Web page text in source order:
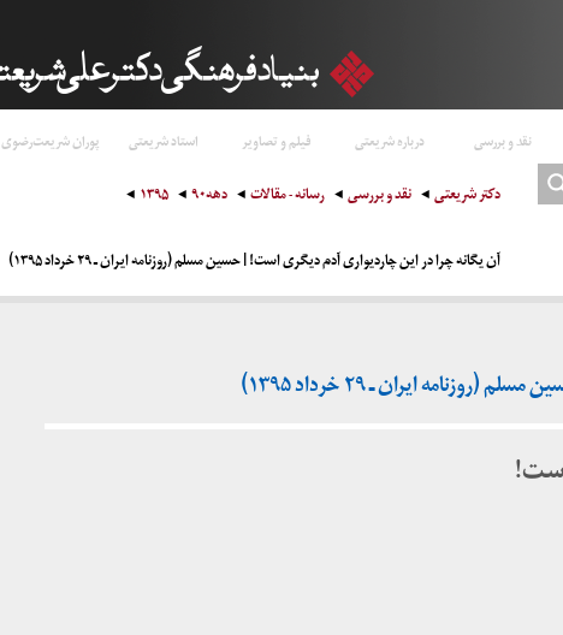
نقد و بررسی درباره شریعتی فیلم و تصاویر استاد شریعتی پوران شریعت‌رضوی
دکتر شریعتی نقد و بررسی رسانه - مقالات دهه۹۰ ۱۳۹۵
آن یگانه چرا در این چاردیواری آدم دیگری است! | حسین مسلم (روزنامه ایران ـ ۲۹ خرداد ۱۳۹۵)
ایران ـ ۲۹ خرداد ۱۳۹۵)